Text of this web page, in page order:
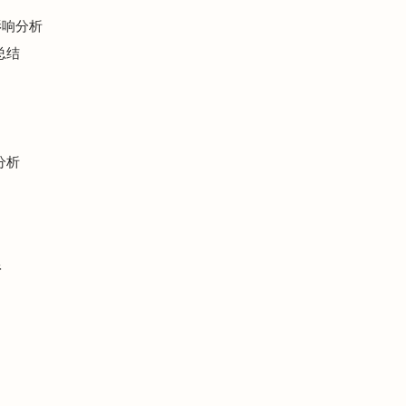
分析
结
析